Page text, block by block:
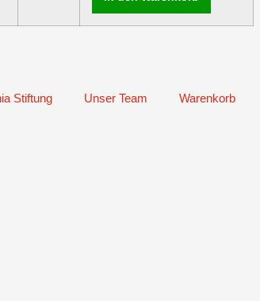
Stiftung Unser Team Warenkorb